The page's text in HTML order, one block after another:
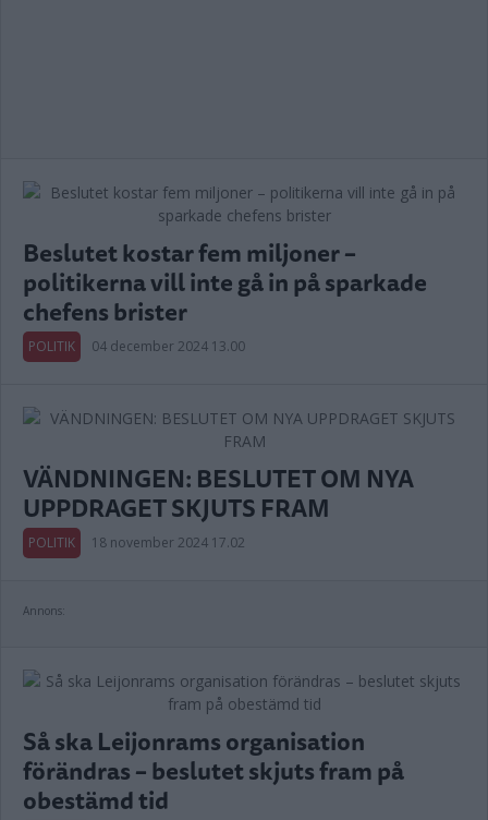
Beslutet kostar fem miljoner –
politikerna vill inte gå in på sparkade
chefens brister
POLITIK 04 december 2024 13.00
VÄNDNINGEN: BESLUTET OM NYA
UPPDRAGET SKJUTS FRAM
POLITIK 18 november 2024 17.02
Annons:
Så ska Leijonrams organisation
förändras – beslutet skjuts fram på
obestämd tid